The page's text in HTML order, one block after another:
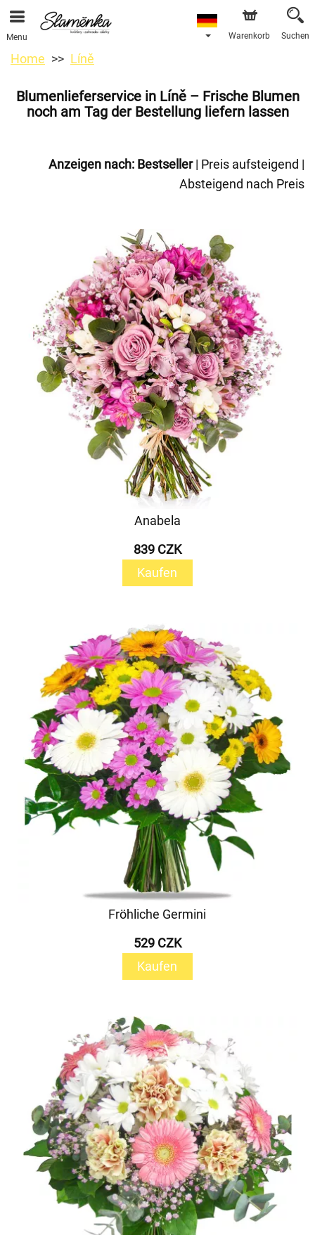
Menu Warenkorb Suchen
Home Líně
Blumenlieferservice in Líně – Frische Blumen
noch am Tag der Bestellung liefern lassen
Anzeigen nach: Bestseller| Preis aufsteigend |
Absteigend nach Preis
Anabela
839 CZK
Kaufen
Fröhliche Germini
529 CZK
Kaufen